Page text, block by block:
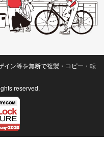
イン等を無断で複製・コピー・転
reserved.